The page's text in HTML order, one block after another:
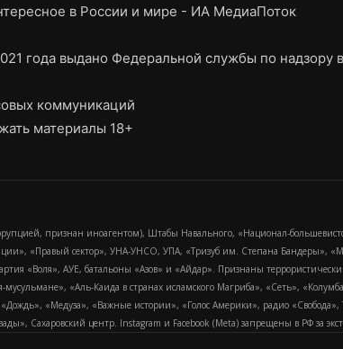
в России и мире - ИА МедиаПоток
года выдано Федеральной службы по надзору
коммуникаций
материалы 18+
признан иноагентом), Штабы Навального, «Национал-
«Правый сектор», УНА-УНСО, УПА, «Тризуб им. Степана Бандеры»,
«Воля», АУЕ, батальоны «Азов» и «Айдар». Признаны
«Аль-Каида в странах исламского Магриба», «Сеть»,
«Медуза», «Важные истории», «Голос Америки», радио
Сахаровский центр. Instagram и Facebook (Metа) запрещены в РФ за